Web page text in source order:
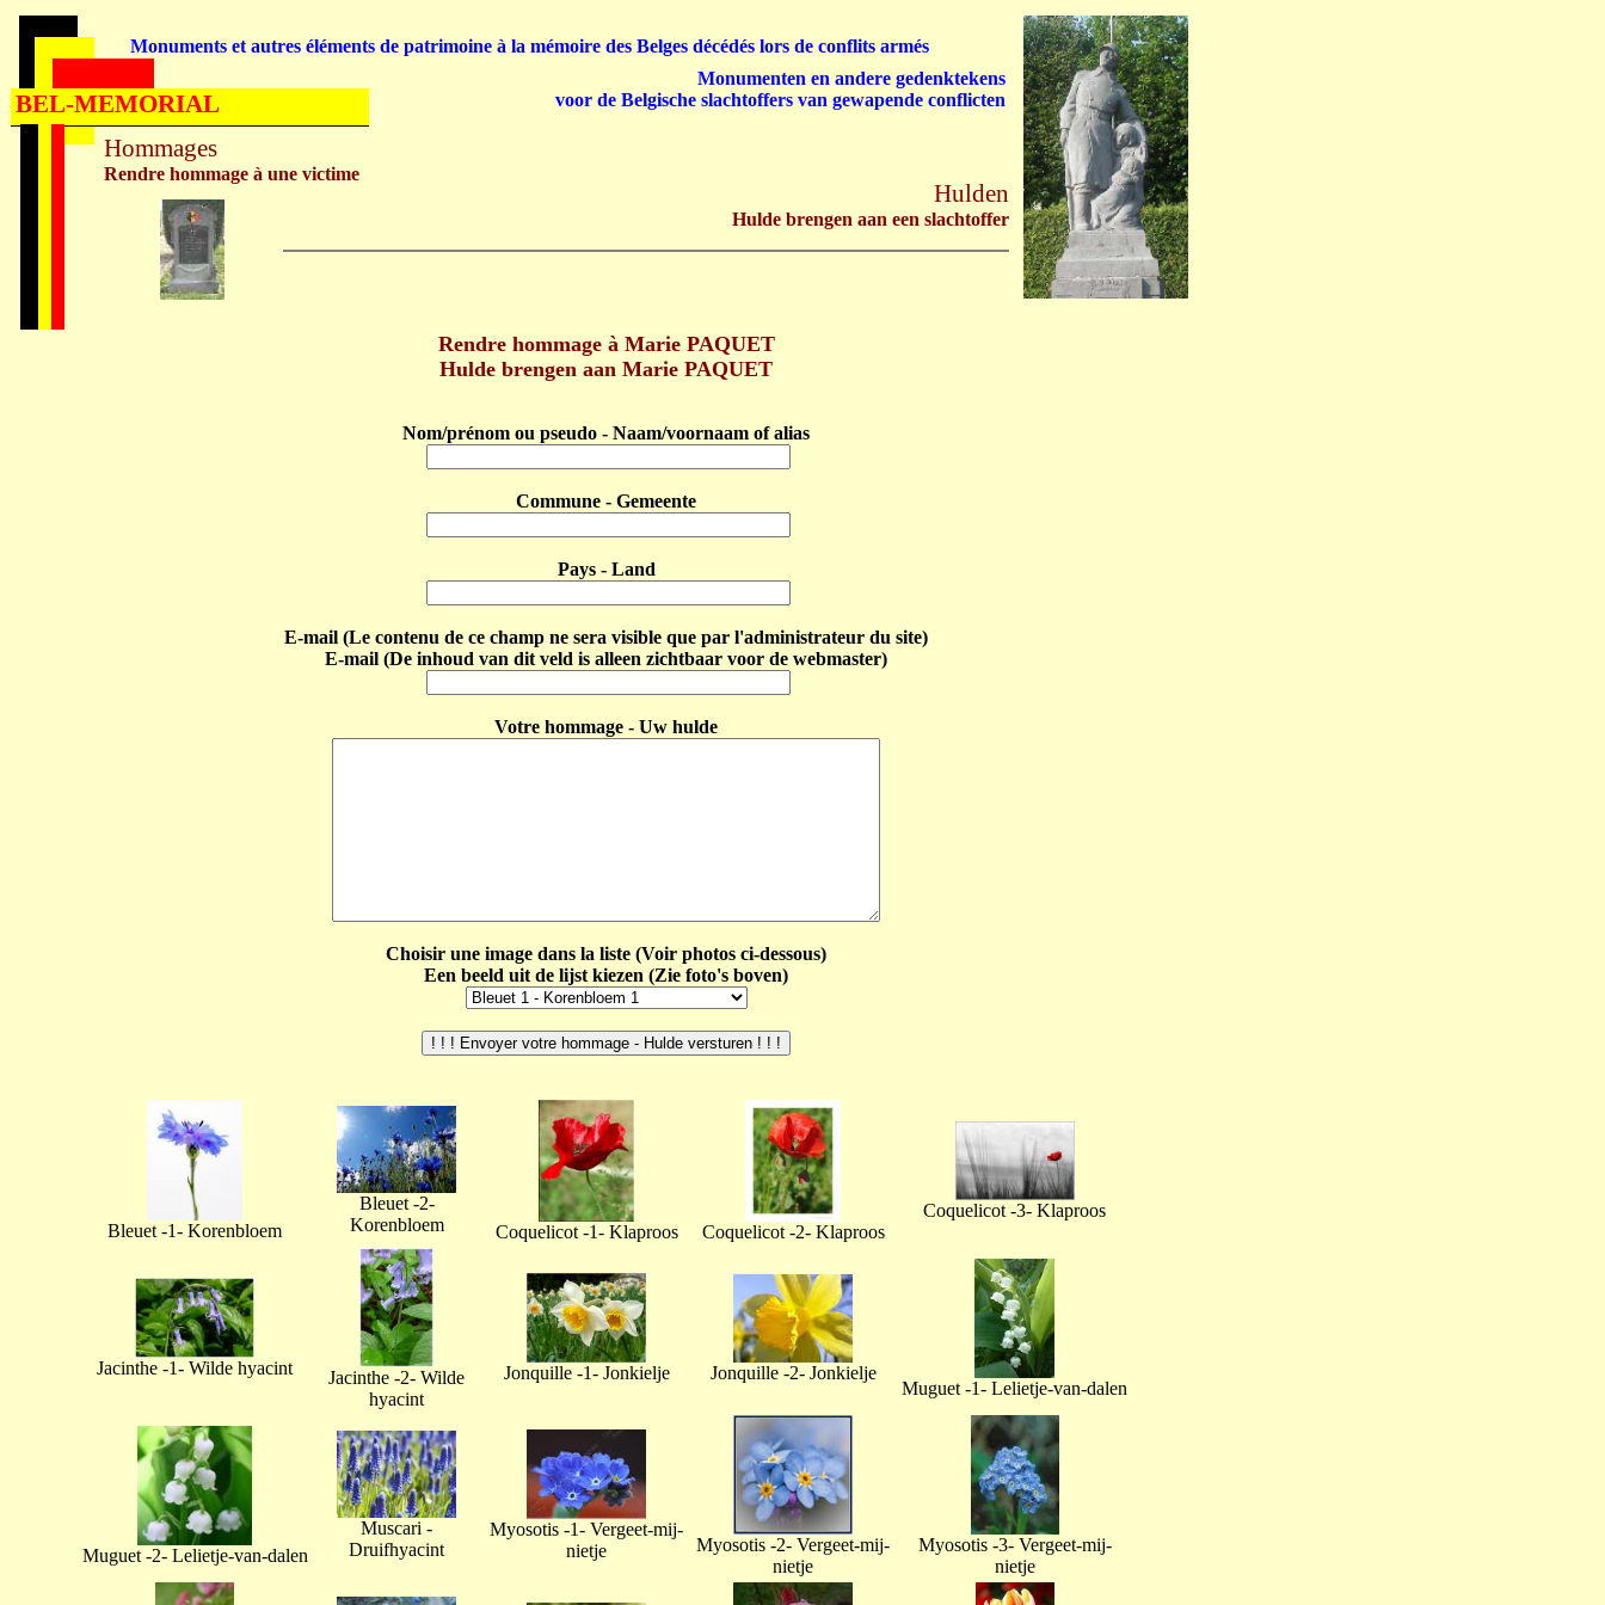
Rendre hommage à Marie PAQUET
Hulde brengen aan Marie PAQUET
Nom/prénom ou pseudo - Naam/voornaam of alias
Commune - Gemeente
Pays - Land
E-mail (Le contenu de ce champ ne sera visible que par l'administrateur du site)
E-mail (De inhoud van dit veld is alleen zichtbaar voor de webmaster)
Votre hommage - Uw hulde
Choisir une image dans la liste (Voir photos ci-dessous)
Een beeld uit de lijst kiezen (Zie foto's boven)
Bleuet -1- Korenbloem
Bleuet -2-
Korenbloem
Coquelicot -1- Klaproos Coquelicot -2- Klaproos
Coquelicot -3- Klaproos
Jacinthe -1- Wilde hyacint
Jacinthe -2- Wilde
hyacint
Jonquille -1- Jonkielje Jonquille -2- Jonkielje
Muguet -1- Lelietje-van-dalen
Muguet -2- Lelietje-van-dalen
Muscari -
Druifhyacint
Myosotis -1- Vergeet-mij-
nietje
Myosotis -2- Vergeet-mij-
nietje
Myosotis -3- Vergeet-mij-
nietje
Hommages
Rendre hommage à une victime
Hulden
Hulde brengen aan een slachtoffer
Monuments et autres éléments de patrimoine à la mémoire des Belges décédés lors de conflits armés
Monumenten en andere gedenktekens
voor de Belgische slachtoffers van gewapende conflicten
BEL-MEMORIAL